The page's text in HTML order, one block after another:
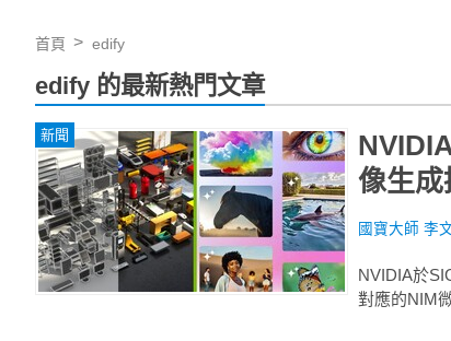
首頁 edify
edify 的最新熱門文章
新聞
像生
國寶大師 李
NVIDIA於
對應的NIM